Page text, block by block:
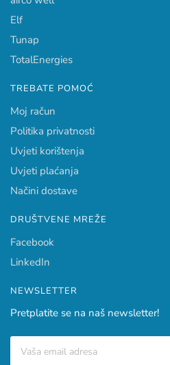
Elf
Tunap
TotalEnergies
TREBATE POMOĆ
Moj račun
Politika privatnosti
Uvjeti korištenja
Uvjeti plaćanja
Načini dostave
DRUŠTVENE MREŽE
Facebook
LinkedIn
NEWSLETTER
Pretplatite se na naš newsletter!